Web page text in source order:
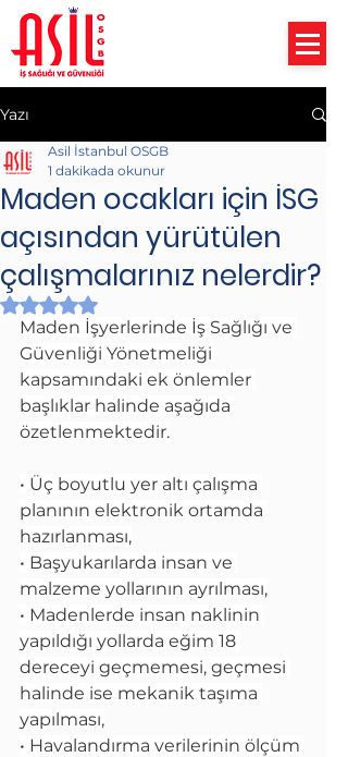
Yazı
Maden ocakları için İSG
açısından yürütülen
çalışmalarınız nelerdir?
Asil İstanbul OSGB
1 dakikada okunur
5 üzerinden NaN yıldız
Maden İşyerlerinde İş Sağlığı ve
Güvenliği Yönetmeliği
kapsamındaki ek önlemler
başlıklar halinde aşağıda
özetlenmektedir.
• Üç boyutlu yer altı çalışma
planının elektronik ortamda
hazırlanması,
• Başyukarılarda insan ve
malzeme yollarının ayrılması,
• Madenlerde insan naklinin
yapıldığı yollarda eğim 18
dereceyi geçmemesi, geçmesi
halinde ise mekanik taşıma
yapılması,
• Havalandırma verilerinin ölçüm